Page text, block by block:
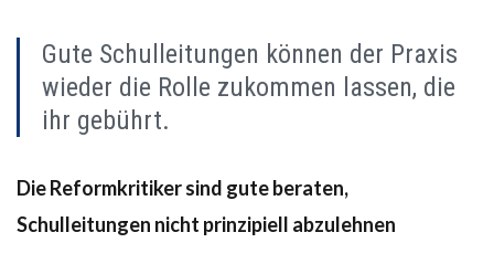
Gute Schulleitungen können der Praxis
wieder die Rolle zukommen lassen, die
ihr gebührt.
Die Reformkritiker sind gute beraten,
Schulleitungen nicht prinzipiell abzulehnen